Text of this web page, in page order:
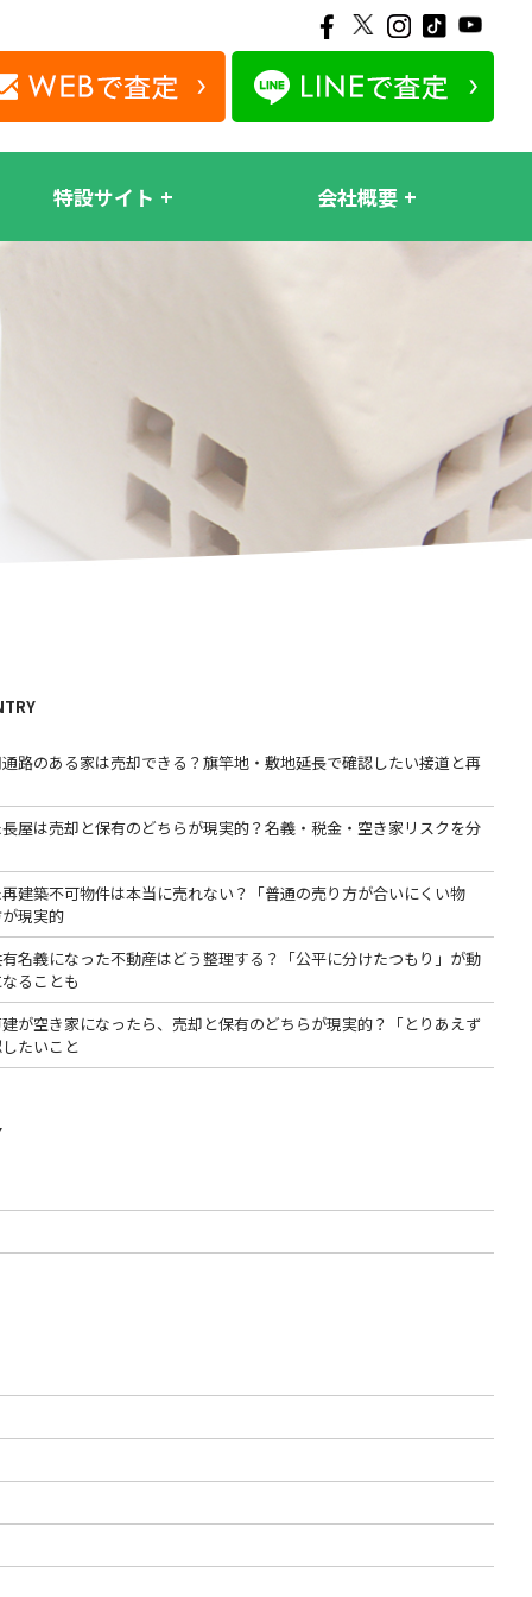
特設サイト 会社概要
通路のある家は売却できる？旗竿地・敷地延長で確認したい接道と再
屋は売却と保有のどちらが現実的？名義・税金・空き家リスクを分
建築不可物件は本当に売れない？「普通の売り方が合いにくい物
現実的
名義になった不動産はどう整理する？「公平に分けたつもり」が動
ることも
が空き家になったら、売却と保有のどちらが現実的？「とりあえず
たいこと